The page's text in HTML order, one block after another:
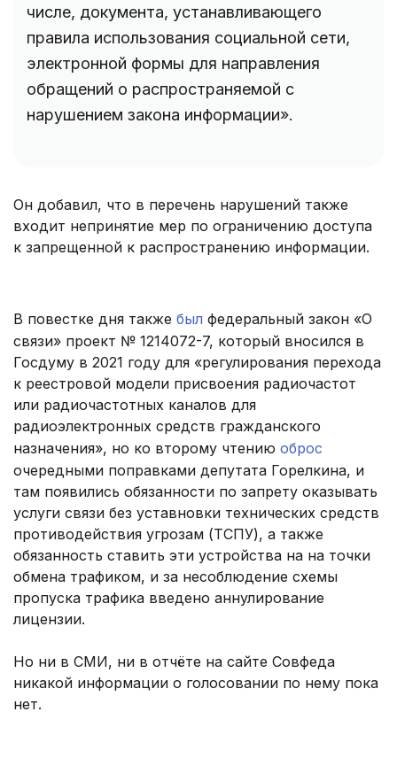
числе, документа, устанавливающего
правила использования социальной сети,
электронной формы для направления
обращений о распространяемой с
нарушением закона информации».
Он добавил, что в перечень нарушений также
входит непринятие мер по ограничению доступа
к запрещенной к распространению информации.
В повестке дня также был федеральный закон «О
связи» проект № 1214072-7, который вносился в
Госдуму в 2021 году для «регулирования перехода
к реестровой модели присвоения радиочастот
или радиочастотных каналов для
радиоэлектронных средств гражданского
назначения», но ко второму чтению оброс
очередными поправками депутата Горелкина, и
там появились обязанности по запрету оказывать
услуги связи без уставновки технических средств
противодействия угрозам (ТСПУ), а также
обязанность ставить эти устройства на на точки
обмена трафиком, и за несоблюдение схемы
пропуска трафика введено аннулирование
лицензии.
Но ни в СМИ, ни в отчёте на сайте Совфеда
никакой информации о голосовании по нему пока
нет.